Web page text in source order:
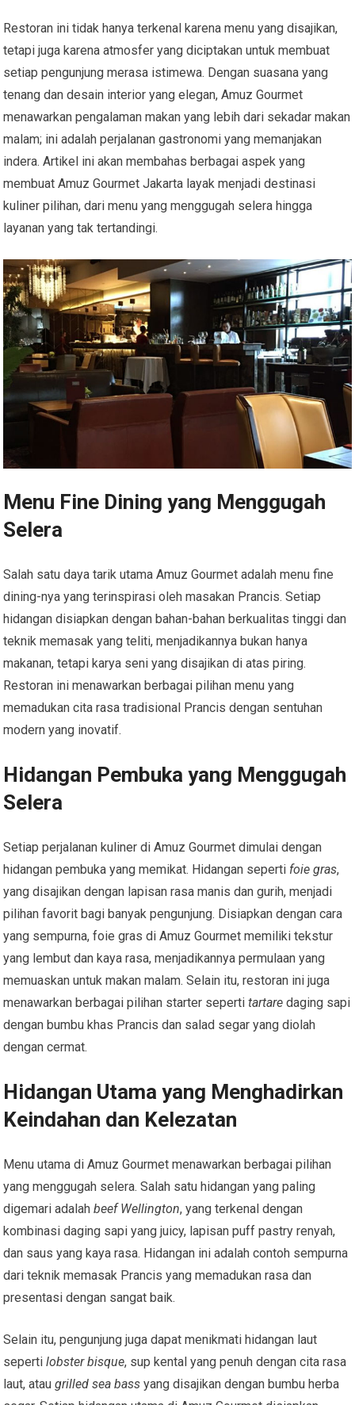
Restoran ini tidak hanya terkenal karena menu yang disajikan,
tetapi juga karena atmosfer yang diciptakan untuk membuat
setiap pengunjung merasa istimewa. Dengan suasana yang
tenang dan desain interior yang elegan, Amuz Gourmet
menawarkan pengalaman makan yang lebih dari sekadar makan
malam; ini adalah perjalanan gastronomi yang memanjakan
indera. Artikel ini akan membahas berbagai aspek yang
membuat Amuz Gourmet Jakarta layak menjadi destinasi
kuliner pilihan, dari menu yang menggugah selera hingga
layanan yang tak tertandingi.
Menu Fine Dining yang Menggugah
Selera
Salah satu daya tarik utama Amuz Gourmet adalah menu fine
dining-nya yang terinspirasi oleh masakan Prancis. Setiap
hidangan disiapkan dengan bahan-bahan berkualitas tinggi dan
teknik memasak yang teliti, menjadikannya bukan hanya
makanan, tetapi karya seni yang disajikan di atas piring.
Restoran ini menawarkan berbagai pilihan menu yang
memadukan cita rasa tradisional Prancis dengan sentuhan
modern yang inovatif.
Hidangan Pembuka yang Menggugah
Selera
Setiap perjalanan kuliner di Amuz Gourmet dimulai dengan
hidangan pembuka yang memikat. Hidangan seperti foie gras,
yang disajikan dengan lapisan rasa manis dan gurih, menjadi
pilihan favorit bagi banyak pengunjung. Disiapkan dengan cara
yang sempurna, foie gras di Amuz Gourmet memiliki tekstur
yang lembut dan kaya rasa, menjadikannya permulaan yang
memuaskan untuk makan malam. Selain itu, restoran ini juga
menawarkan berbagai pilihan starter sepertitartare daging sapi
dengan bumbu khas Prancis dan salad segar yang diolah
dengan cermat.
Hidangan Utama yang Menghadirkan
Keindahan dan Kelezatan
Menu utama di Amuz Gourmet menawarkan berbagai pilihan
yang menggugah selera. Salah satu hidangan yang paling
digemari adalahbeef Wellington, yang terkenal dengan
kombinasi daging sapi yang juicy, lapisan puff pastry renyah,
dan saus yang kaya rasa. Hidangan ini adalah contoh sempurna
dari teknik memasak Prancis yang memadukan rasa dan
presentasi dengan sangat baik.
Selain itu, pengunjung juga dapat menikmati hidangan laut
sepertilobster bisque, sup kental yang penuh dengan cita rasa
laut, ataugrilled sea bass yang disajikan dengan bumbu herba